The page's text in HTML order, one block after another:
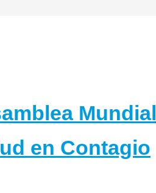
Mundial
en Contagio